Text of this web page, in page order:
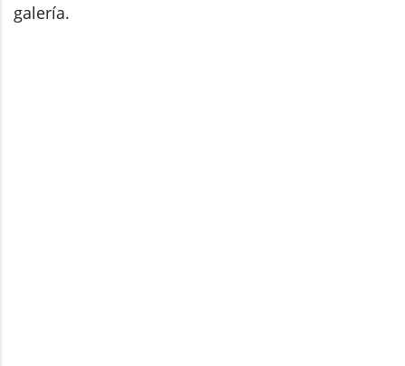
galería.